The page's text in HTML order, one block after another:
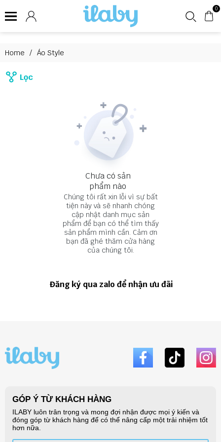
0
Home / Áo Style
Lọc
Chưa có sản
phẩm nào
Chúng tôi rất xin lỗi vì sự bất
tiện này và sẽ nhanh chóng
cập nhật danh mục sản
phẩm để bạn có thể tìm thấy
sản phẩm mình cần. Cảm ơn
bạn đã ghé thăm cửa hàng
của chúng tôi.
Đăng ký qua zalo để nhận ưu đãi